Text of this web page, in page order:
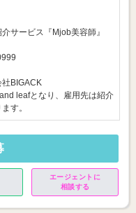
サービス『Mjob美容師』
社BIGACK
leafとなり、雇用先は紹介
す。
エージェントに
相談する